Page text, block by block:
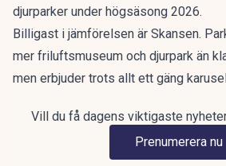
djurparker under högsäsong 2026.
Billigast i jämförelsen är Skansen.
mer friluftsmuseum och djurpark än
men erbjuder trots allt ett gäng
Vill du få dagens viktigaste
Prenumerera nu